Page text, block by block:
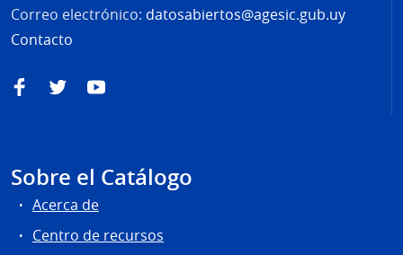
Correo electrónico: datosabiertos@agesic.gub.uy
Contacto
FacebookTwitterYouTube
Sobre el Catálogo
Acerca de
Centro de recursos